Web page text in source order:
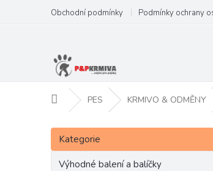
obsah
Obchodní podmínky Podmínky ochrany
Domů PES KRMIVO & ODMĚNY
P
s
Přeskočit
kategorie
Kategorie
Výhodné balení a balíčky